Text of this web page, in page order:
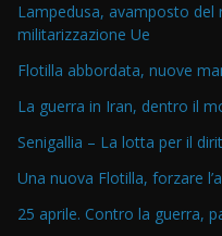
Lampedusa, avamposto del
militarizzazione Ue
Flotilla abbordata, nuove
La guerra in Iran, dentro il
Senigallia – La lotta per il
Una nuova Flotilla, forzare
25 aprile. Contro la guerra,